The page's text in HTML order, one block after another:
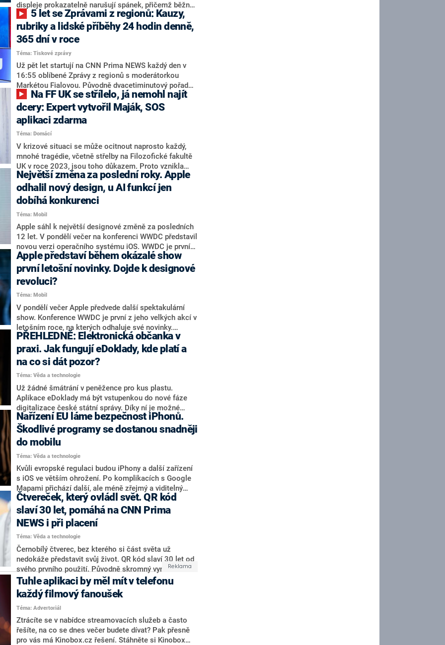
displeje prokazatelně narušují spánek, přičemž běžné
filtry a zčervenání obrazovky unavenému zraku uleví
jen zčásti. Naštěstí v sobě Android i iPhone skrývají
funkci, o které málokdo ví. Redakce CNN Prima NEWS
představuje jednoduchý návod, jak jas srazit na
absolutní minimum.
rubriky a lidské příběhy 24 hodin denně,
365 dní v roce
Téma: Tiskové zprávy
Už pět let startují na CNN Prima NEWS každý den v
16:55 oblíbené Zprávy z regionů s moderátorkou
Markétou Fialovou. Původně dvacetiminutový pořad
díky zájmu diváků postupně obsadil i víkendová
odpoledne a narostl na celou hodinu, čímž se stal
nejdelší zpravodajskou relací v Česku. Reportéři CNN
Prima NEWS sledují aktuální dění ve všech koutech
země 24 hodin denně, 7 dní v týdnu, 365 dní v roce a
do vysílání přinášejí každodenní příběhy lidí z celé
republiky, palčivé lokální problémy, které se přímo
týkají diváků, i mnoho zajímavostí a tipů pro
cestování.
dcery: Expert vytvořil Maják, SOS
aplikaci zdarma
Téma: Domácí
V krizové situaci se může ocitnout naprosto každý,
mnohé tragédie, včetně střelby na Filozofické fakultě
UK v roce 2023, jsou toho důkazem. Proto vznikla
nová SOS aplikace pro mobilní telefony: Maják. Mezi
jeho největší přednosti se řadí přivolání pomoci,
upozornění blízkých či prostřednictvím tichého chatu
s policií předání důležitých informací. V různých
režimech aplikace umožňuje sdílet polohu a nabízí
řadu praktických rad a postupů pro různé mimořádné
situace. Na všech platformách je Maják ke stažení
zdarma.
Největší změna za poslední roky. Apple
odhalil nový design, u AI funkcí jen
dobíhá konkurenci
Téma: Mobil
Apple sáhl k největší designové změně za posledních
12 let. V pondělí večer na konferenci WWDC představil
novou verzi operačního systému iOS. WWDC je první
velkou akcí amerického výrobce telefonů a tradičně se
nesla ve světle spektakulární show. Jenže „jablečné“
inovace zůstávají ve stínu konkurentů, kteří se
předhánějí ve zlepšování umělé inteligence. Apple sice
představil nové AI funkce, ale nestačí tempu svých
soupeřů.
Apple představí během okázalé show
první letošní novinky. Dojde k designové
revoluci?
Téma: Mobil
V pondělí večer Apple předvede další spektakulární
show. Konference WWDC je první z jeho velkých akcí v
letošním roce, na kterých odhaluje své novinky.
Představení nejnovějších modelů iPhonů si schovává
až na podzim, přesto se očekává, že na svět přivede
jednu revoluční novinku. Týká se úprav operačního
systému iOS. Po několika letech dojde k výrazným
změnám designu. Podle dalších informací se však
nedá předpokládat představení nových významných AI
funkcí.
PŘEHLEDNĚ: Elektronická občanka v
praxi. Jak fungují eDoklady, kde platí a
na co si dát pozor?
Téma: Věda a technologie
Už žádné šmátrání v peněžence pro kus plastu.
Aplikace eDoklady má být vstupenkou do nové fáze
digitalizace české státní správy. Díky ní je možné
prokazovat svou identitu za pomocí mobilního
telefonu a elektronického občanského průkazu.
Prozatím má omezené využití, postupně by se ale
aplikace měla rozšířit o další užitečné služby. Jak
aktivovat eDoklady, kde platí, kdy je začnou uznávat i
na ambasádách a na co si dát velký pozor? Podívejte
se na přehled nejdůležitějších informací, který
zpracovala redakce CNN Prima NEWS.
Nařízení EU láme bezpečnost iPhonů.
Škodlivé programy se dostanou snadněji
do mobilu
Téma: Věda a technologie
Kvůli evropské regulaci budou iPhony a další zařízení
s iOS ve větším ohrožení. Po komplikacích s Google
Mapami přichází další, ale méně zřejmý a viditelný
problém, vyplývající z čerstvě platného evropského
nařízení o digitálních trzích (DMA). Nově totiž musí
Apple „v dobré víře“ dovolit uživatelům stahovat
aplikace třetích stran, tedy i mimo svůj App Store.
Ačkoliv si tím majitelé iPhonů či iPadů přijdou na větší
svobodu, zároveň to znamená velké riziko – aplikace
v App Storu vždy prošly bezpečnostní kontrolou, aby
se do digitálního obchodu nedostaly podvodné a
škodlivé programy.
Čtvereček, který ovládl svět. QR kód
slaví 30 let, pomáhá na CNN Prima
NEWS i při placení
Téma: Věda a technologie
Černobílý čtverec, bez kterého si část světa už
nedokáže představit svůj život. QR kód slaví 30 let od
svého prvního použití. Původně skromný vynález
japonských inženýrů se stal jedním z klíčových
způsobů novodobé komunikace. Dá se s ním platit
bez nutnosti vytahovat peněženku, načíst seznam
alergenů, přejít do menu restaurací či prokázat hotové
očkování či platné vízum na letišti. QR kódy ostatně
hojně používá i redakce CNN Prima NEWS – od
Hlavních zpráv po pořad Showtime.
Tuhle aplikaci by měl mít v telefonu
každý filmový fanoušek
Téma: Advertoriál
Ztrácíte se v nabídce streamovacích služeb a často
řešíte, na co se dnes večer budete dívat? Pak přesně
pro vás má Kinobox.cz řešení. Stáhněte si Kinobox